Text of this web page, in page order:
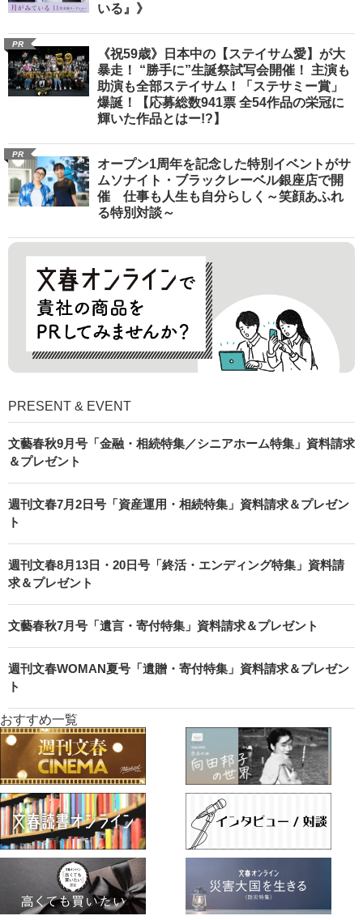
いる』》
PR
《祝59歳》日本中の【ステイサム愛】が大
暴走！ “勝手に”生誕祭試写会開催！ 主演も
助演も全部ステイサム！「ステサミー賞」
爆誕！【応募総数941票 全54作品の栄冠に
輝いた作品とはー!?】
PR
オープン1周年を記念した特別イベントがサ
ムソナイト・ブラックレーベル銀座店で開
催 仕事も人生も自分らしく～笑顔あふれ
る特別対談～
PRESENT & EVENT
文藝春秋9月号「金融・相続特集／シニアホーム特集」資料請求
＆プレゼント
週刊文春7月2日号「資産運用・相続特集」資料請求＆プレゼン
ト
週刊文春8月13日・20日号「終活・エンディング特集」資料請
求＆プレゼント
文藝春秋7月号「遺言・寄付特集」資料請求＆プレゼント
週刊文春WOMAN夏号「遺贈・寄付特集」資料請求＆プレゼン
ト
おすすめ一覧